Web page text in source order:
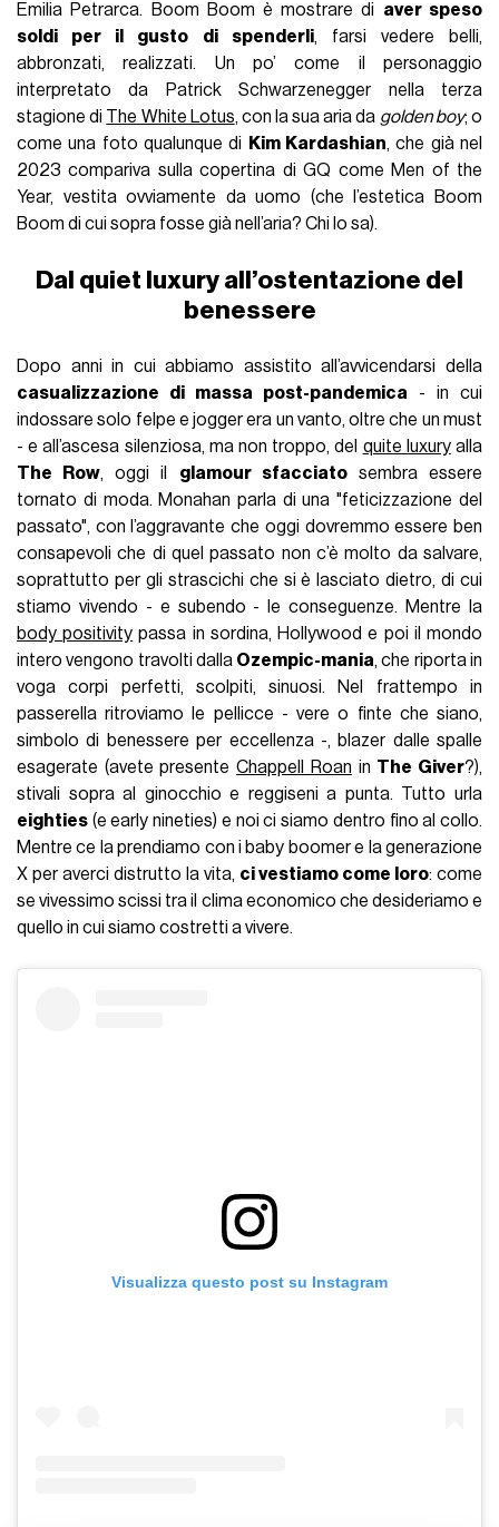
Emilia Petrarca. Boom Boom è mostrare di aver speso
soldi per il gusto di spenderli, farsi vedere belli,
abbronzati, realizzati. Un po’ come il personaggio
interpretato da Patrick Schwarzenegger nella terza
stagione di The White Lotus, con la sua aria da golden boy; o
come una foto qualunque di
Kim Kardashian, che già nel
2023 compariva sulla copertina di GQ come Men of the
Year, vestita ovviamente da uomo (che l’estetica Boom
Boom di cui sopra fosse già nell’aria? Chi lo sa).
Dal quiet luxury all’ostentazione del
benessere
Dopo anni in cui abbiamo assistito all’avvicendarsi della
casualizzazione di massa post-pandemica - in cui
indossare solo felpe e jogger era un vanto, oltre che un must
- e all’ascesa silenziosa, ma non troppo, del quite luxuryalla
The Row, oggi il glamour sfacciatosembra essere
tornato di moda. Monahan parla di una "feticizzazione del
passato", con l’aggravante che oggi dovremmo essere ben
consapevoli che di quel passato non c’è molto da salvare,
soprattutto per gli strascichi che si è lasciato dietro, di cui
stiamo vivendo - e subendo - le conseguenze. Mentre la
body positivity passa in sordina, Hollywood e poi il mondo
intero vengono travolti dalla Ozempic-mania, che riporta in
voga corpi perfetti, scolpiti, sinuosi. Nel frattempo in
passerella ritroviamo le pellicce - vere o finte che siano,
simbolo di benessere per eccellenza -, blazer dalle spalle
esagerate (avete presenteChappell Roan in The Giver?),
stivali sopra al ginocchio e reggiseni a punta. Tutto urla
eighties (e early nineties) e noi ci siamo dentro fino al collo.
Mentre ce la prendiamo con i baby boomer e la generazione
X per averci distrutto la vita, ci vestiamo come loro: come
se vivessimo scissi tra il clima economico che desideriamo e
quello in cui siamo costretti a vivere.
Visualizza questo post su Instagram